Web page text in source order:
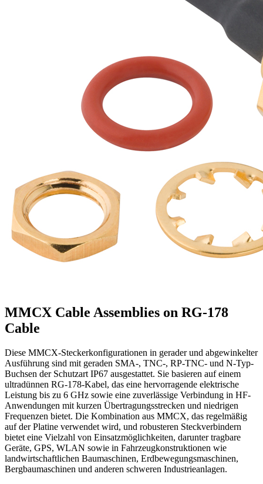
MMCX Cable Assemblies on RG-178
Cable
Diese MMCX-Steckerkonfigurationen in gerader und abgewinkelter
Ausführung sind mit geraden SMA-, TNC-, RP-TNC- und N-Typ-
Buchsen der Schutzart IP67 ausgestattet. Sie basieren auf einem
ultradünnen RG-178-Kabel, das eine hervorragende elektrische
Leistung bis zu 6 GHz sowie eine zuverlässige Verbindung in HF-
Anwendungen mit kurzen Übertragungsstrecken und niedrigen
Frequenzen bietet. Die Kombination aus MMCX, das regelmäßig
auf der Platine verwendet wird, und robusteren Steckverbindern
bietet eine Vielzahl von Einsatzmöglichkeiten, darunter tragbare
Geräte, GPS, WLAN sowie in Fahrzeugkonstruktionen wie
landwirtschaftlichen Baumaschinen, Erdbewegungsmaschinen,
Bergbaumaschinen und anderen schweren Industrieanlagen.